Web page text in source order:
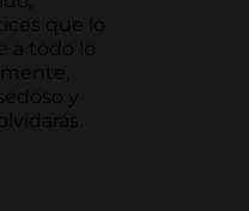
que lo
a todo lo
y